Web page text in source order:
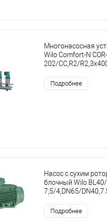
Многонасосная
Wilo Comfort-N
202/CC,R2/
Подробнее
Насос с сухим
блочный Wilo
7,5/4,DN65/
Подробнее